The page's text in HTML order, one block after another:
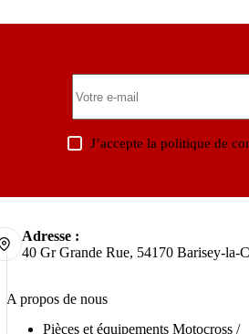
J’accepte lapolitique de
Adresse :
40 Gr Grande Rue, 54170 Barisey-la-
A propos de nous
Pièces et équipements Motocross /